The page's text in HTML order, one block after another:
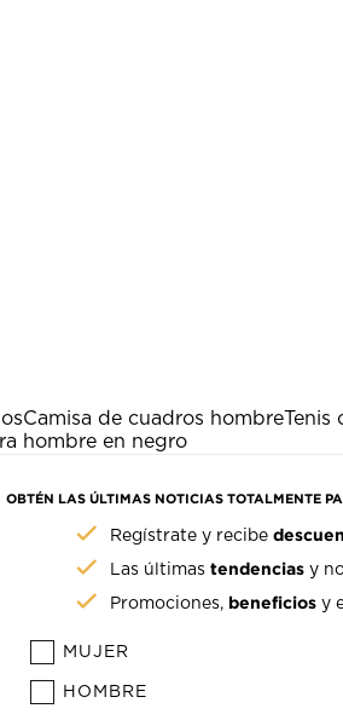
Camisa de cuadros hombreTenis
hombre en negro
OBTÉN LAS ÚLTIMAS NOTICIAS TOTALMENTE
Regístrate y recibe
Las últimastendencias y
Promociones, beneficios y
MUJER
HOMBRE